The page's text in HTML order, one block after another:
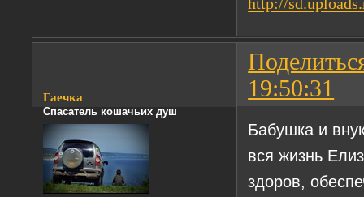
19:50:31
Гаечка
Спасатель кошачьих душ
Бабушка и
вся жизнь
здоров,